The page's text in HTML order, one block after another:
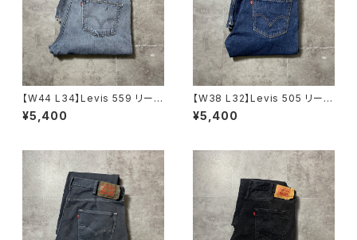
【W44 L34】Levis 559 リーバ
イス ジッパーフライ ルーズス
トレート 極太シルエット デニ
¥5,400
【W38 L32】Levis 505 リーバ
イス ジッパーフライ ストレー
トフィット デニムパンツ ジー
¥5,400